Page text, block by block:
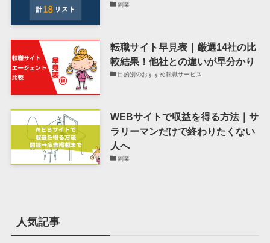
副業
転職サイト早見表｜厳選14社の比
較結果！他社との違いが早分かり
目的別のおすすめ転職サービス
WEBサイトで収益を得る方法｜サ
ラリーマンだけで終わりたくない
人へ
副業
人気記事